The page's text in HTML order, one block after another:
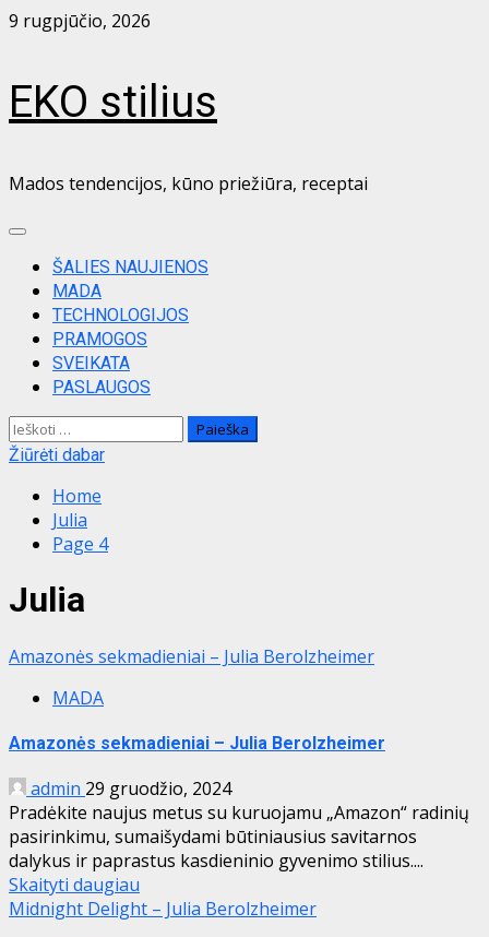
Skip
9 rugpjūčio, 2026
EKO stilius
Mados tendencijos, kūno priežiūra, receptai
Primary
MenuŠALIES NAUJIENOS
MADA
TECHNOLOGIJOS
PRAMOGOS
SVEIKATA
PASLAUGOS
Ieškoti:
Žiūrėti dabar
Home
Julia
Page 4
Julia
Amazonės sekmadieniai – Julia Berolzheimer
MADA
Amazonės sekmadieniai – Julia Berolzheimer
admin 29 gruodžio, 2024
Pradėkite naujus metus su kuruojamu „Amazon“ radinių
pasirinkimu, sumaišydami būtiniausius savitarnos
dalykus ir paprastus kasdieninio gyvenimo stilius....
Skaityti daugiau
Midnight Delight – Julia Berolzheimer